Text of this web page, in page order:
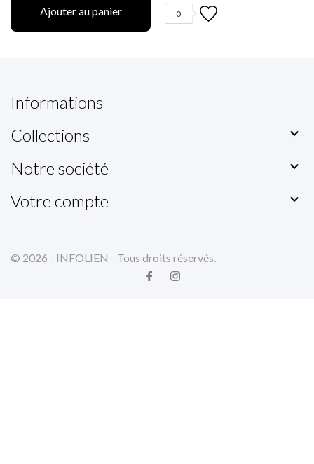
Ajouter au panier 0
Informations
Collections

Notre société 
Votre compte 
© 2026 - INFOLIEN - Tous droits réservés.